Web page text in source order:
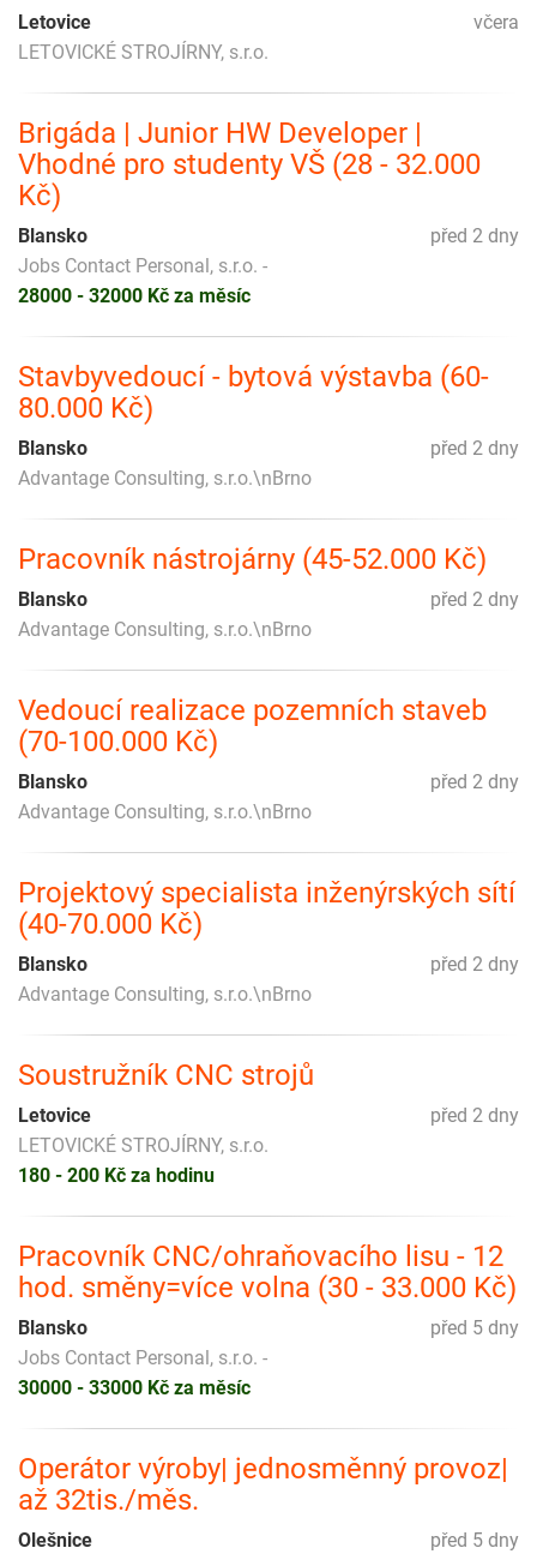
včera
Letovice
LETOVICKÉ STROJÍRNY, s.r.o.
Brigáda | Junior HW Developer |
Vhodné pro studenty VŠ (28 - 32.000
Kč)
před 2 dny
Blansko
Jobs Contact Personal, s.r.o. -
28000 - 32000 Kč za měsíc
Stavbyvedoucí - bytová výstavba (60-
80.000 Kč)
před 2 dny
Blansko
Advantage Consulting, s.r.o.\nBrno
Pracovník nástrojárny (45-52.000 Kč)
před 2 dny
Blansko
Advantage Consulting, s.r.o.\nBrno
Vedoucí realizace pozemních staveb
(70-100.000 Kč)
před 2 dny
Blansko
Advantage Consulting, s.r.o.\nBrno
Projektový specialista inženýrských sítí
(40-70.000 Kč)
před 2 dny
Blansko
Advantage Consulting, s.r.o.\nBrno
Soustružník CNC strojů
před 2 dny
Letovice
LETOVICKÉ STROJÍRNY, s.r.o.
180 - 200 Kč za hodinu
Pracovník CNC/ohraňovacího lisu - 12
hod. směny=více volna (30 - 33.000 Kč)
před 5 dny
Blansko
Jobs Contact Personal, s.r.o. -
30000 - 33000 Kč za měsíc
Operátor výroby| jednosměnný provoz|
až 32tis./měs.
před 5 dny
Olešnice